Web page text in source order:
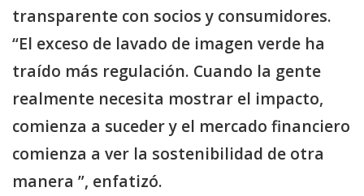
transparente con socios y consumidores.
“El exceso de lavado de imagen verde ha
traído más regulación. Cuando la gente
realmente necesita mostrar el impacto,
comienza a suceder y el mercado financiero
comienza a ver la sostenibilidad de otra
manera ”, enfatizó.